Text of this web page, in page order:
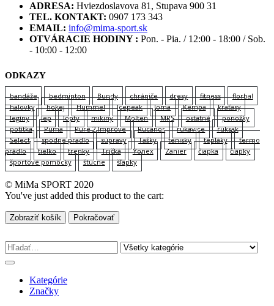
ADRESA: Hviezdoslavova 81, Stupava 900 31
TEL. KONTAKT: 0907 173 343
EMAIL: info@mima-sport.sk
OTVÁRACIE HODINY : Pon. - Pia. / 12:00 - 18:00 / Sob.
- 10:00 - 12:00
ODKAZY
bandáže bedminton Bundy chrániče dresy fitness
florbal
halovky
hokej Hummel Icepeak Joma Kempa
kraťasy
legíny
lep lopty mikiny Molten MPS ostatné
ponožky
potítka
Puma Pure 2 Improve Rucanor rukavice
ruksak
Select
spodne pradlo súpravy Tašky tenisky tepláky
termo
prádlo
tielko trenky Tričká Yonex Zanier čiapka
čiapky
športové pomôcky
štucne šľapky
© MiMa SPORT 2020
You've just added this product to the cart:
Zobraziť košík Pokračovať
Kategórie
Značky